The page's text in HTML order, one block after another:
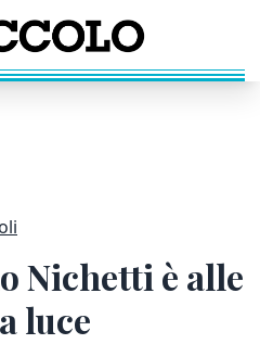
Nichetti è alle
luce